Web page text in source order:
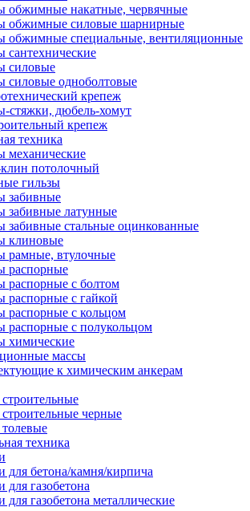
обжимные накатные, червячные
обжимные силовые шарнирные
обжимные специальные, вентиляционные
сантехнические
силовые
силовые одноболтовые
крепеж
стяжки, дюбель-хомут
крепеж
техника
механические
потолочный
гильзы
забивные
забивные латунные
забивные стальные оцинкованные
клиновые
рамные, втулочные
распорные
распорные с болтом
распорные с гайкой
распорные с кольцом
распорные с полукольцом
химические
массы
к химическим анкерам
строительные черные
техника
для бетона/камня/кирпича
для газобетона
для газобетона металлические